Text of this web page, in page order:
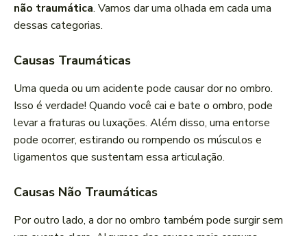
não traumática. Vamos dar uma olhada em cada uma
dessas categorias.
Causas Traumáticas
Uma queda ou um acidente pode causar dor no ombro.
Isso é verdade! Quando você cai e bate o ombro, pode
levar a fraturas ou luxações. Além disso, uma entorse
pode ocorrer, estirando ou rompendo os músculos e
ligamentos que sustentam essa articulação.
Causas Não Traumáticas
Por outro lado, a dor no ombro também pode surgir sem